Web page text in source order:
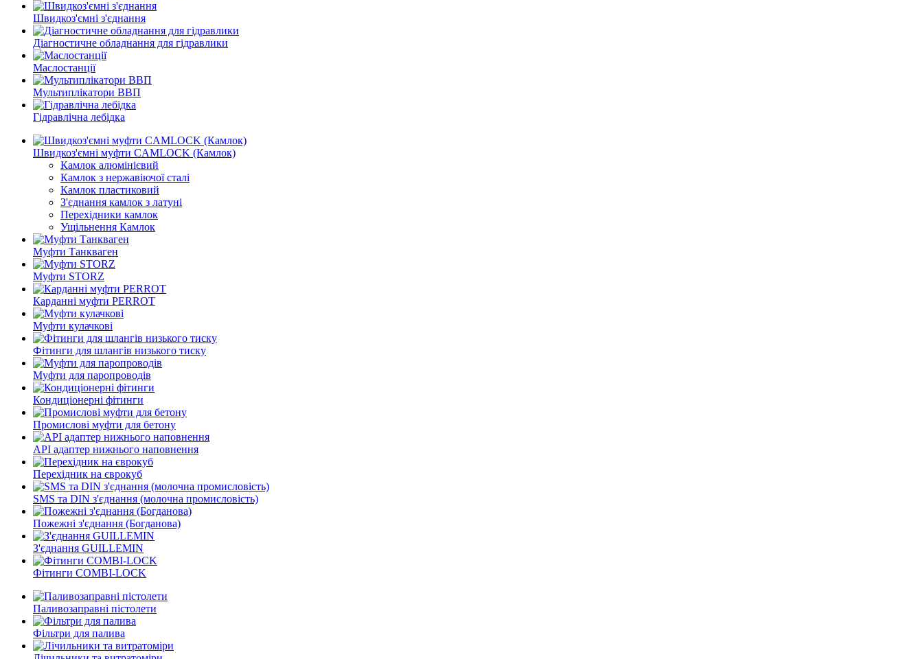
Швидкоз'ємні з'єднання
Діагностичне обладнання для гідравлики
Маслостанції
Мультиплікатори ВВП
Гідравлічна лебідка
Швидкоз'ємні муфти CAMLOCK (Камлок)
Камлок алюмінієвий
Камлок з нержавіючої сталі
Камлок пластиковий
З'єднання камлок з латуні
Перехідники камлок
Ущільнення Камлок
Муфти Танкваген
Муфти STORZ
Карданні муфти PERROT
Муфти кулачкові
Фітинги для шлангів низького тиску
Муфти для паропроводів
Кондиціонерні фітинги
Промислові муфти для бетону
API адаптер нижнього наповнення
Перехідник на єврокуб
SMS та DIN з'єднання (молочна промисловість)
Пожежні з'єднання (Богданова)
З'єднання GUILLEMIN
Фітинги СOMBI-LOCK
Паливозаправні пістолети
Фільтри для палива